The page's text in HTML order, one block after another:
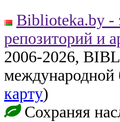
Biblioteka.by -
репозиторий и
2006-2026,
международной
карту)
Сохраняя